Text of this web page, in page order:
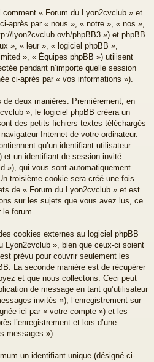
re
r
« Forum du Lyon2cvclub » et
après par « nous », « notre », « nos »,
lyon2cvclub.ovh/phpBB3 ») et phpBB
», « leur », « logiciel phpBB »,
», « Équipes phpBB ») utilisent
pendant n’importe quelle session
ci-après par « vos informations »).
deux manières. Premièrement, en
», le logiciel phpBB créera un
des petits fichiers textes téléchargés
Internet de votre ordinateur.
qu’un identifiant utilisateur
et un identifiant de session invité
»), qui vous sont automatiquement
troisième cookie sera créé une fois
de « Forum du Lyon2cvclub » et est
sur les sujets que vous avez lus, ce
le forum.
cookies externes au logiciel phpBB
Lyon2cvclub », bien que ceux-ci soient
prévu pour couvrir seulement les
La seconde manière est de récupérer
et que nous collectons. Ceci peut
de message en tant qu’utilisateur
invités »), l’enregistrement sur
ici par « votre compte ») et les
l’enregistrement et lors d’une
messages »).
un identifiant unique (désigné ci-